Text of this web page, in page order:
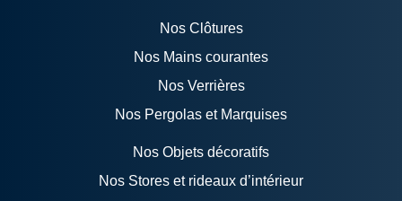
Nos Clôtures
Nos Mains courantes
Nos Verrières
Nos Pergolas et Marquises
Nos Objets décoratifs
Nos Stores et rideaux d’intérieur